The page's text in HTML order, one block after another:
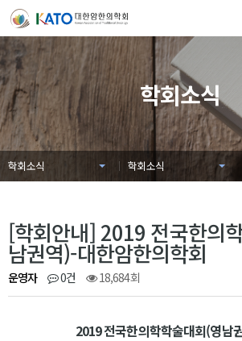
학회소식
학회소식 학회소식
[학회안내] 2019 전국한의
남권역)-대한암한의학회
운영자 0건 18,684회
2019 전국한의학학술대회(영남